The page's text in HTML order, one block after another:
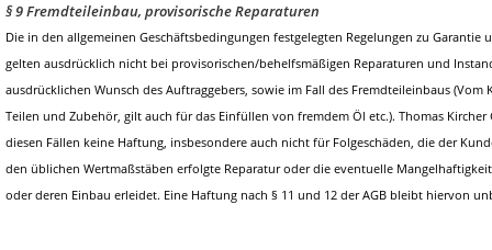
§ 9 Fremdteileinbau, provisorische Reparaturen
Die in den allgemeinen Geschäftsbedingungen festgelegten Regelungen zu Garantie
gelten ausdrücklich nicht bei provisorischen/behelfsmäßigen Reparaturen und
ausdrücklichen Wunsch des Auftraggebers, sowie im Fall des Fremdteileinbaus
Teilen und Zubehör, gilt auch für das Einfüllen von fremdem Öl etc.). Thomas
diesen Fällen keine Haftung, insbesondere auch nicht für Folgeschäden, die der
den üblichen Wertmaßstäben erfolgte Reparatur oder die eventuelle
oder deren Einbau erleidet. Eine Haftung nach § 11 und 12 der AGB bleibt hiervon